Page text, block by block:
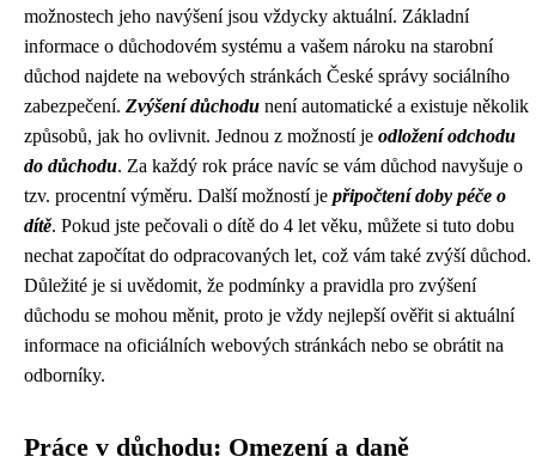
možnostech jeho navýšení jsou vždycky aktuální. Základní
informace o důchodovém systému a vašem nároku na starobní
důchod najdete na webových stránkách České správy sociálního
zabezpečení. Zvýšení důchodu není automatické a existuje několik
způsobů, jak ho ovlivnit. Jednou z možností je odložení odchodu
do důchodu. Za každý rok práce navíc se vám důchod navyšuje o
tzv. procentní výměru. Další možností je připočtení doby péče o
dítě. Pokud jste pečovali o dítě do 4 let věku, můžete si tuto dobu
nechat započítat do odpracovaných let, což vám také zvýší důchod.
Důležité je si uvědomit, že podmínky a pravidla pro zvýšení
důchodu se mohou měnit, proto je vždy nejlepší ověřit si aktuální
informace na oficiálních webových stránkách nebo se obrátit na
odborníky.
Práce v důchodu: Omezení a daně